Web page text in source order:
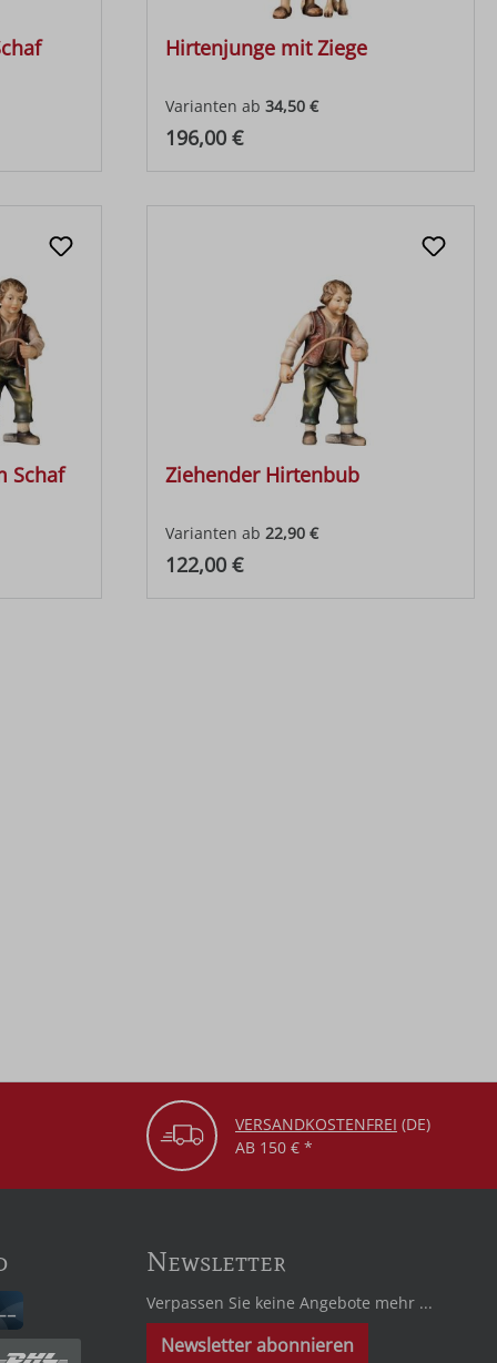
Hirtenjunge mit Ziege
Varianten ab 34,50 €
Regulärer Preis:
196,00 €
Schaf
Ziehender Hirtenbub
Varianten ab 22,90 €
Regulärer Preis:
122,00 €
VERSANDKOSTENFREI (DE)
AB 150 € *
Newsletter
Verpassen Sie keine Angebote mehr ...
Newsletter abonnieren